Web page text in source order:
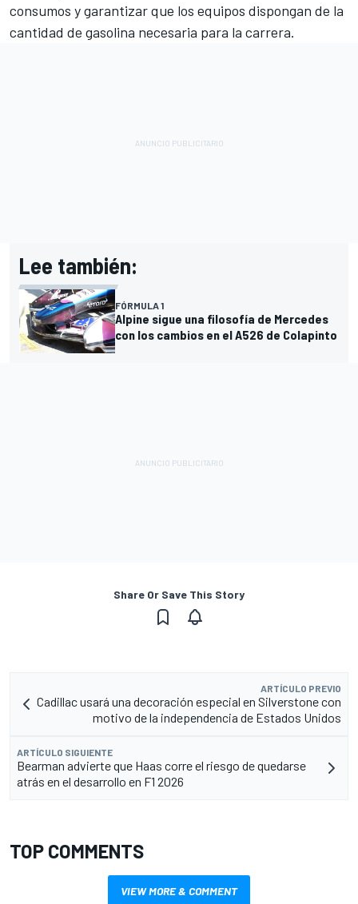
consumos y garantizar que los equipos dispongan de la
cantidad de gasolina necesaria para la carrera.
Lee también:
FÓRMULA 1
Alpine sigue una filosofía de Mercedes
con los cambios en el A526 de Colapinto
Share Or Save This Story
ARTÍCULO PREVIO
Cadillac usará una decoración especial en Silverstone con
motivo de la independencia de Estados Unidos
ARTÍCULO SIGUIENTE
Bearman advierte que Haas corre el riesgo de quedarse
atrás en el desarrollo en F1 2026
TOP COMMENTS
VIEW MORE & COMMENT